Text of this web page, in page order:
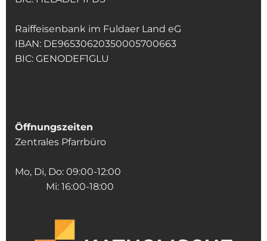
Raiffeisenbank im Fuldaer Land eG
IBAN: DE96530620350005700663
BIC: GENODEF1GLU
Öffnungszeiten
Zentrales Pfarrbüro
Mo, Di, Do: 09:00-12:00
Mi: 16:00-18:00